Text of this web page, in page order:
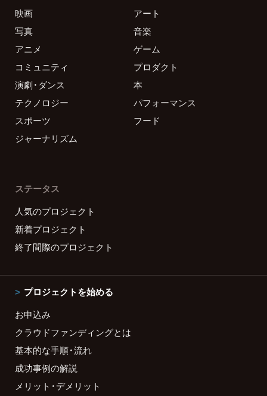
映画
アート
写真
音楽
アニメ
ゲーム
コミュニティ
プロダクト
演劇・ダンス
本
テクノロジー
パフォーマンス
スポーツ
フード
ジャーナリズム
ステータス
人気のプロジェクト
新着プロジェクト
終了間際のプロジェクト
プロジェクトを始める
お申込み
クラウドファンディングとは
基本的な手順・流れ
成功事例の解説
メリット・デメリット